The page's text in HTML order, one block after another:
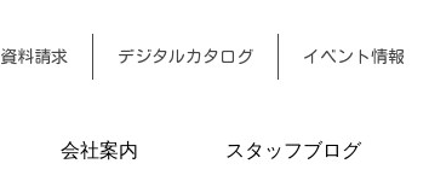
資料請求 デジタルカタログ イベント情報
会社案内 スタッフブログ